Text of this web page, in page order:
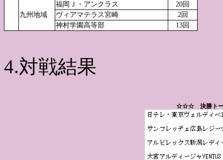
九州地域
福岡Ｊ・アンクラス
20回
ヴィアマテラス宮崎
2回
神村学園高等部
13回
4.対戦結果
☆☆☆ 決勝トー